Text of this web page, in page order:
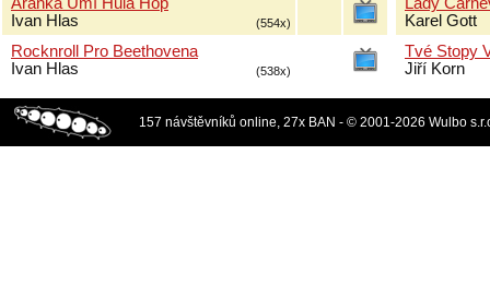
Ivan Hlas
(554x)
Rocknroll Pro Beethovena
Ivan Hlas
(538x)
Karel Gott
Tvé Stopy
Jiří Korn
157 návštěvníků online, 27x BAN - © 2001-2026 Wulbo